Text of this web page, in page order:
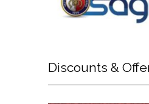
Discounts &